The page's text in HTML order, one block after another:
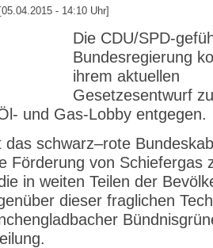
- 14:10 Uhr]
Die CDU/SPD-
Bundesregierung
ihrem aktuellen
Gesetzesentwurf
und Gas-Lobby entgegen.
das schwarz–rote
Förderung von Schiefergas
in weiten Teilen der
dieser fraglichen